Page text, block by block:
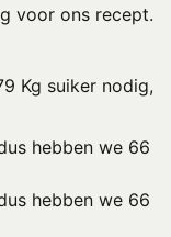
voor ons recept.
Kg suiker nodig,
hebben we 66
hebben we 66